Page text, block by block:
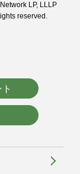
LP, LLLP
reserved.